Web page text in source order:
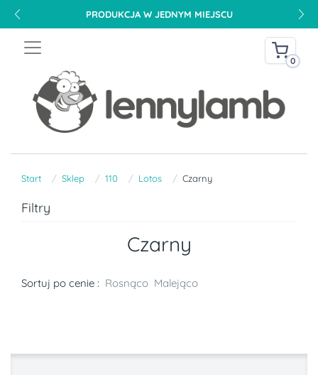
PRODUKCJA W JEDNYM MIEJSCU
0
Start Sklep 110 Lotos Czarny
Filtry
Czarny
Sortuj po cenie : Rosnąco Malejąco